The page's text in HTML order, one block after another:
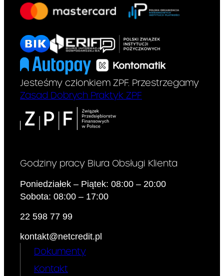
Jesteśmy członkiem ZPF. Przestrzegamy
Zasad Dobrych Praktyk ZPF
Godziny pracy Biura Obsługi Klienta
Poniedziałek – Piątek: 08:00 – 20:00
Sobota: 08:00 – 17:00
22 598 77 99
kontakt@netcredit.pl
Dokumenty
Kontakt